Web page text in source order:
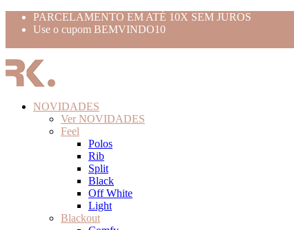
PARCELAMENTO EM ATÉ 10X SEM JUROS
Use o cupom BEMVINDO10
NOVIDADES
Ver NOVIDADES
Feel
Polos
Rib
Split
Black
Off White
Light
Blackout